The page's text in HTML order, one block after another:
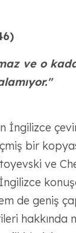
ve o
İngilizce
bir
ve
de geniş
hakkında